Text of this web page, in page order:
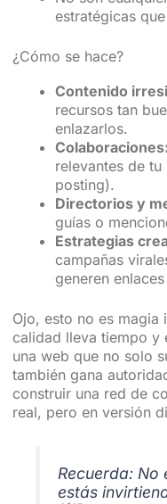
estratégicas
¿Cómo se hace?
Contenido
recursos tan
enlazarlos.
Colaboraciones:
relevantes de
posting).
Directorios y
guías o
Estrategias
campañas
generen
Ojo, esto no es magia
calidad lleva tiempo y
una web que no solo
también gana
construir una red de
real, pero en versión
Recuerda: No
estás